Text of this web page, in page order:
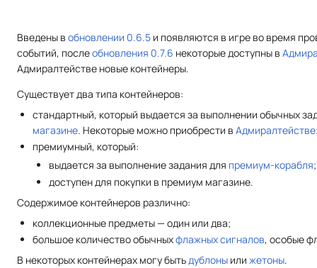
Введены в обновлении 0.6.5 и появляются в игре во время
событий, послеобновления 0.7.6 некоторые доступны в
Адмиралтействе новые контейнеры.
Существует два типа контейнеров:
стандартный, который выдается за выполнении обычных
магазине. Некоторые можно приобрести вАдмиралтействе
премиумный, который:
выдается за выполнение задания для премиум-корабля;
доступен для покупки в премиум магазине.
Содержимое контейнеров различно:
коллекционные предметы — один или два;
большое количество обычныхфлажных сигналов, особые
В некоторых контейнерах могу бытьдублоны или жетоны.